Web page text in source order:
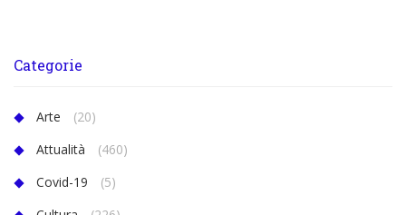
Categorie
Arte
(20)
Attualità
(460)
Covid-19
(5)